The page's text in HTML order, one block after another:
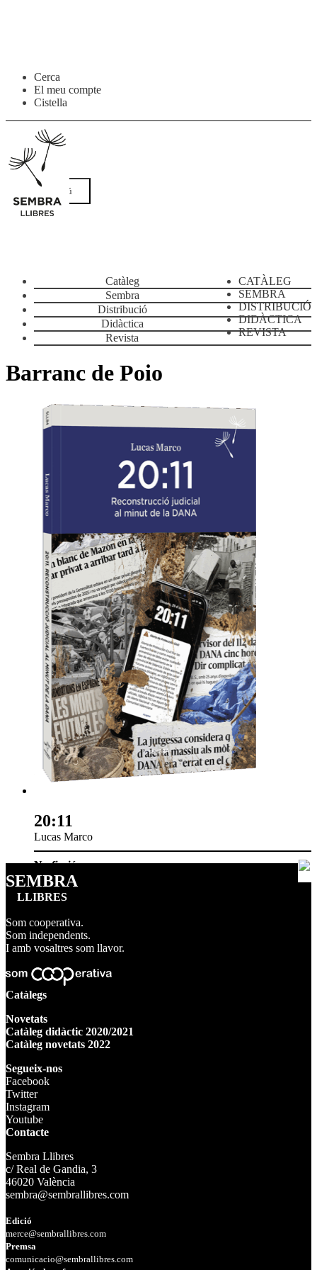
Salta
navegació
contingut
Cerca
El meu compte
Cistella
Menú
CATÀLEG
SEMBRA
DISTRIBUCIÓ
DIDÀCTICA
REVISTA
Catàleg
Sembra
Distribució
Didàctica
Revista
Barranc de Poio
20:11
Lucas Marco
No-ficció
SEMBRA
LLIBRES
Som cooperativa.
Som independents.
I amb vosaltres som llavor.
Catàlegs
Novetats
Catàleg didàctic 2020/2021
Catàleg novetats 2022
Segueix-nos
Facebook
Twitter
Instagram
Youtube
Contacte
Sembra Llibres
c/ Real de Gandia, 3
46020 València
sembra@sembrallibres.com
Edició
merce@sembrallibres.com
Premsa
comunicacio@sembrallibres.com